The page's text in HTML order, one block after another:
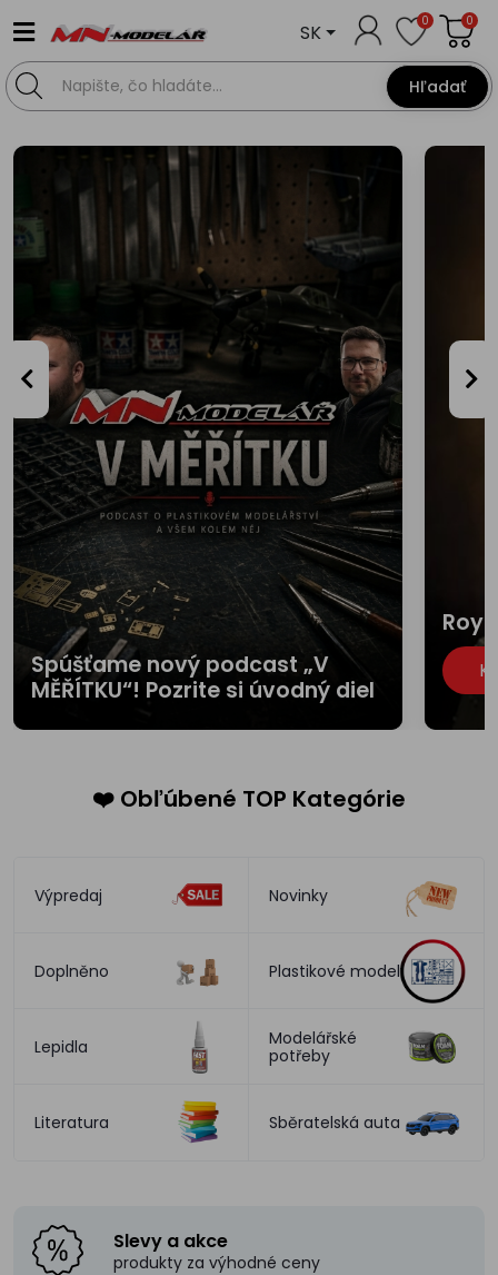
Hľadať
SK 0 0
Spúšťame nový podcast „V
MĚŘÍTKU“! Pozrite si úvodný diel
❤️ Obľúbené TOP Kategórie
Výpredaj Novinky
Doplněno Plastikové modely
Lepidla
Modelářské
potřeby
Literatura Sběratelská auta
Slevy a akce
produkty za výhodné ceny